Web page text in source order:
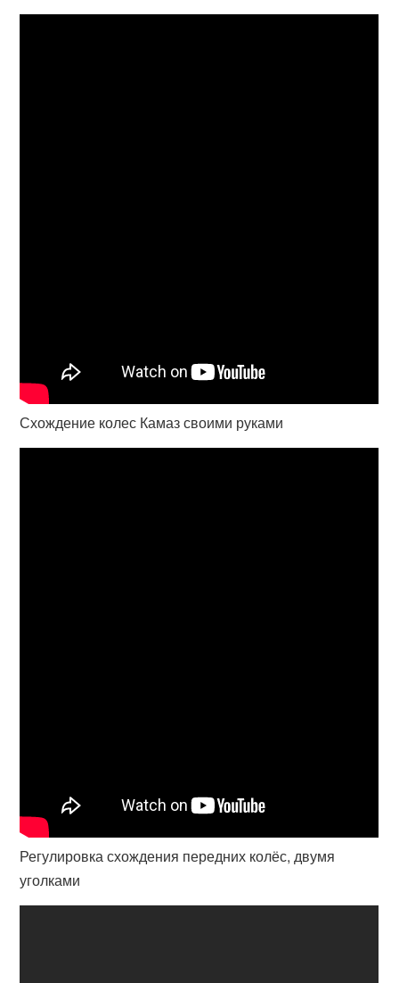
Схождение колес Камаз своими руками
Регулировка схождения передних колёс, двумя
уголками